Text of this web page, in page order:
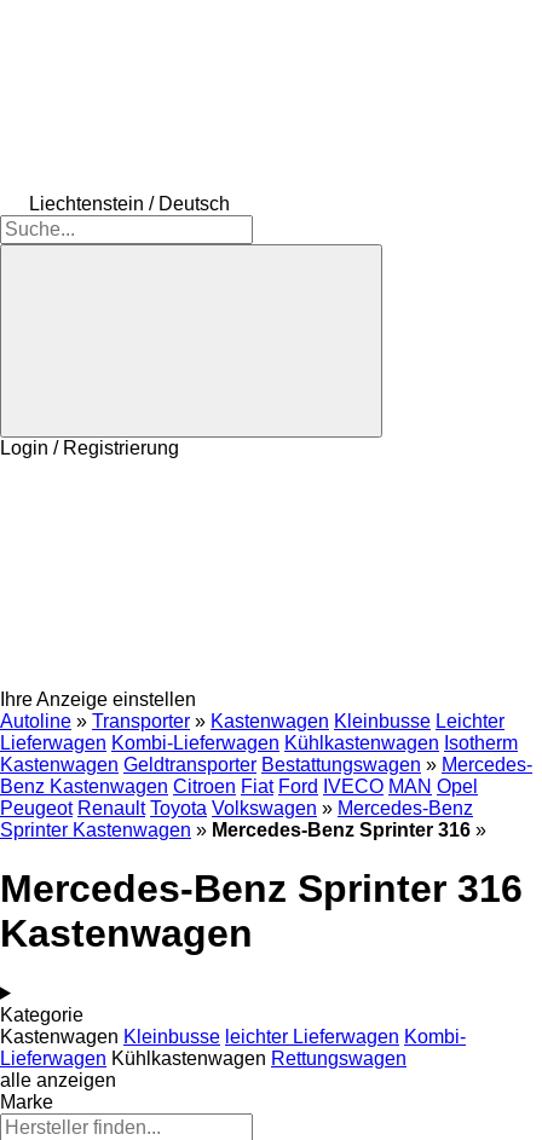
Liechtenstein / Deutsch
Login / Registrierung
Ihre Anzeige einstellen
Autoline » Transporter » Kastenwagen Kleinbusse Leichter
Lieferwagen Kombi-Lieferwagen Kühlkastenwagen Isotherm
Kastenwagen Geldtransporter Bestattungswagen » Mercedes-
Benz Kastenwagen Citroen Fiat Ford IVECO MAN Opel
Peugeot Renault Toyota Volkswagen » Mercedes-Benz
Sprinter Kastenwagen » Mercedes-Benz Sprinter 316 »
Mercedes-Benz Sprinter 316
Kastenwagen
Kategorie
Kastenwagen Kleinbusse leichter Lieferwagen Kombi-
Lieferwagen Kühlkastenwagen Rettungswagen
alle anzeigen
Marke